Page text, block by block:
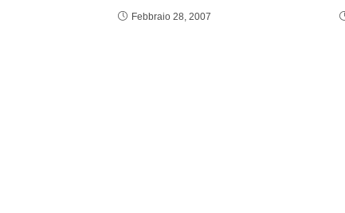
Febbraio 28, 2007